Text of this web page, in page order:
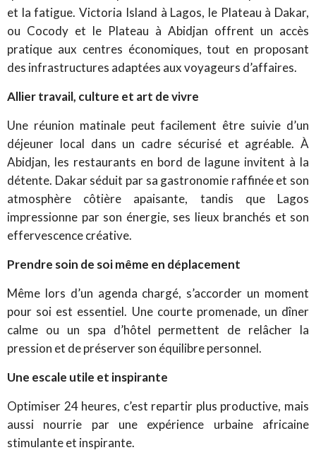
et la fatigue. Victoria Island à Lagos, le Plateau à Dakar,
ou Cocody et le Plateau à Abidjan offrent un accès
pratique aux centres économiques, tout en proposant
des infrastructures adaptées aux voyageurs d’affaires.
Allier travail, culture et art de vivre
Une réunion matinale peut facilement être suivie d’un
déjeuner local dans un cadre sécurisé et agréable. À
Abidjan, les restaurants en bord de lagune invitent à la
détente. Dakar séduit par sa gastronomie raffinée et son
atmosphère côtière apaisante, tandis que Lagos
impressionne par son énergie, ses lieux branchés et son
effervescence créative.
Prendre soin de soi même en déplacement
Même lors d’un agenda chargé, s’accorder un moment
pour soi est essentiel. Une courte promenade, un dîner
calme ou un spa d’hôtel permettent de relâcher la
pression et de préserver son équilibre personnel.
Une escale utile et inspirante
Optimiser 24 heures, c’est repartir plus productive, mais
aussi nourrie par une expérience urbaine africaine
stimulante et inspirante.